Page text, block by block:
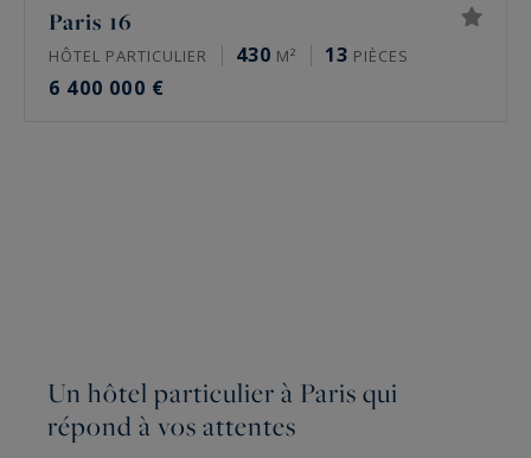
Paris 16
HÔTEL PARTICULIER 430 M² 13 PIÈCES
6 400 000 €
Un hôtel particulier à Paris qui
répond à vos attentes